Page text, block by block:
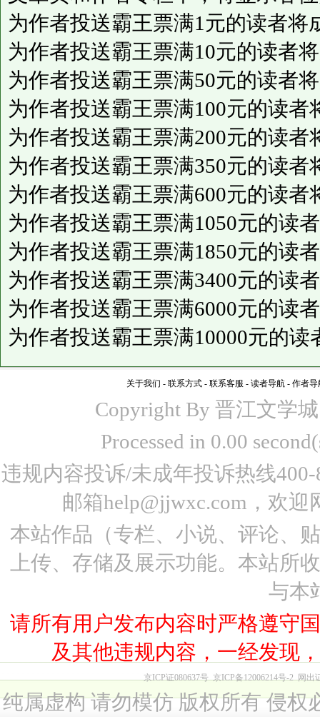
为作者投送霸王票满1元的读者将
为作者投送霸王票满10元的读者
为作者投送霸王票满50元的读者
为作者投送霸王票满100元的读者
为作者投送霸王票满200元的读者
为作者投送霸王票满350元的读者
为作者投送霸王票满600元的读者
为作者投送霸王票满1050元的读
为作者投送霸王票满1850元的读
为作者投送霸王票满3400元的读
为作者投送霸王票满6000元的读
为作者投送霸王票满10000元的
关于我们 - 联系方式 - 联系客服 - 读者导航 - 作者导
Copyright By 晋江文学
Processed in 0.00
违规内容投诉/未成年投诉热线
邮箱help@jjwxc.com，欢
本站作品（专栏、小说、评论、
上传、存储及展示功能。本站所
与本
请所有用户发布内容时严格遵守
及其他违规内容，一经发现
京ICP证080637号 京ICP备12006214号-2 网出
纯属虚构 请勿模仿 版权所有 侵权